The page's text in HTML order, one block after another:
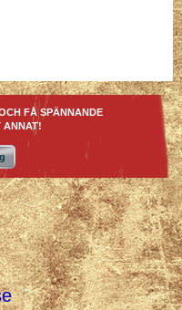
FÅ SPÄNNANDE
ANNAT!